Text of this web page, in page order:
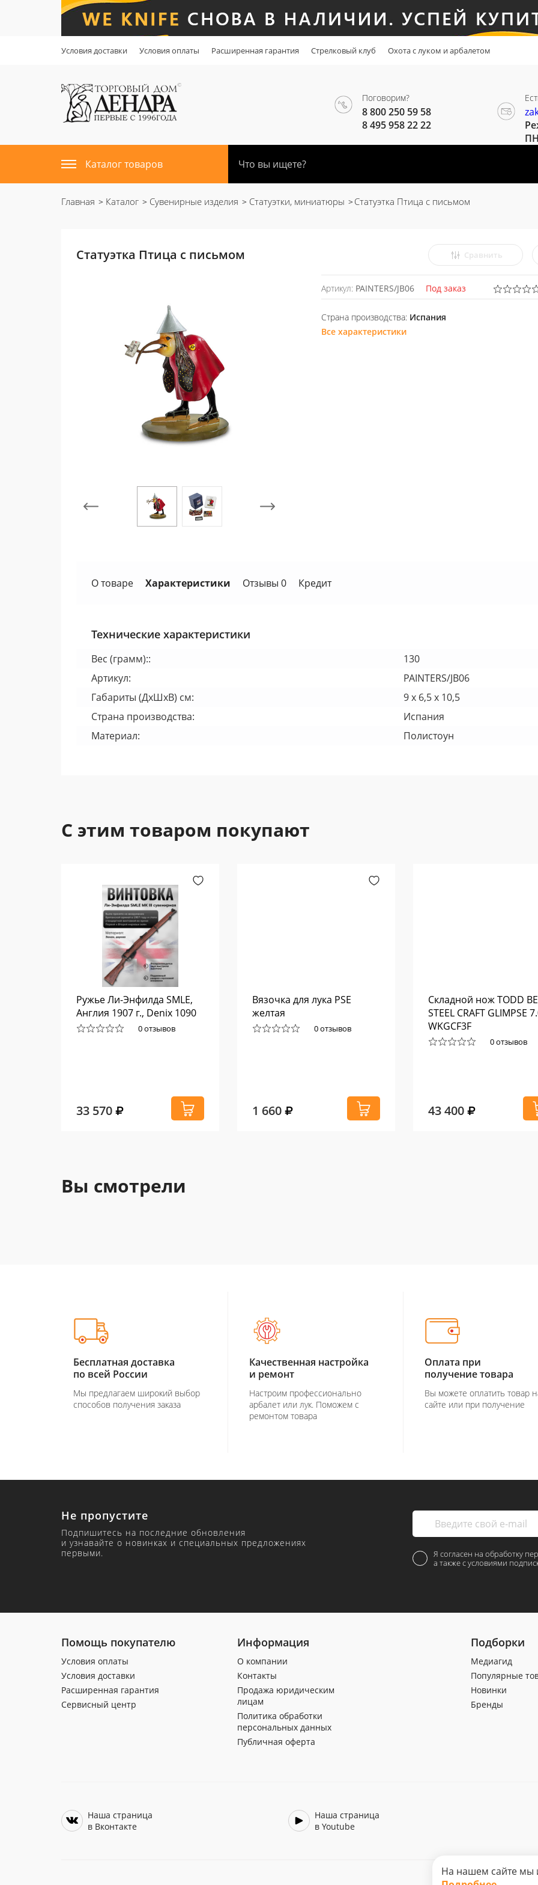
Условия доставки Условия оплаты Расширенная гарантия Стрелковый клуб Охота с луком и арбалетом
Поговорим?
8 800 250 59 58
8 495 958 22 22
Каталог товаров
Главная Каталог Сувенирные изделия Статуэтки, миниатюры Статуэтка Птица с письмом
Статуэтка Птица с письмом Сравнить
Артикул: PAINTERS/JB06 Под заказ
Страна производства: Испания
Все характеристики
О товаре Характеристики Отзывы 0 Кредит
Технические характеристики
Вес (грамм)::
130
Артикул:
PAINTERS/JB06
Габариты (ДхШхВ) см:
9 х 6,5 х 10,5
Страна производства:
Испания
Материал:
Полистоун
С этим товаром покупают
Ружье Ли-Энфилда SMLE,
Англия 1907 г., Denix 1090
0 отзывов
33 570
Вязочка для лука PSE
желтая
0 отзывов
1 660
Складной нож TODD
STEEL CRAFT GLIMPSE
WKGCF3F
0 отзывов
43 400
Вы смотрели
Бесплатная доставка
по всей России
Мы предлагаем широкий выбор
способов получения заказа
Качественная настройка
и ремонт
Настроим профессионально
арбалет или лук. Поможем с
ремонтом товара
Оплата при
получение товара
Вы можете оплатить товар
сайте или при получение
Не пропустите
Подпишитесь на последние обновления
и узнавайте о новинках и специальных предложениях
первыми.
Я согласен на обработку
а также с условиями
Помощь покупателю
Условия оплаты
Условия доставки
Расширенная гарантия
Сервисный центр
Информация
О компании
Контакты
Продажа юридическим
лицам
Политика обработки
персональных данных
Публичная оферта
Подборки
Медиагид
Популярные
Новинки
Бренды
Наша страница
в Вконтакте
Наша страница
в Youtube
На нашем сайте мы